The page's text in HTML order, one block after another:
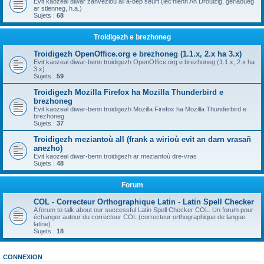
ar stlenneg, h.a.)
Sujets : 68
Troidigezh e brezhoneg
Troidigezh OpenOffice.org e brezhoneg (1.1.x, 2.x ha 3.x)
Evit kaozeal diwar-benn troidigezh OpenOffice.org e brezhoneg (1.1.x, 2.x ha
3.x)
Sujets : 59
Troidigezh Mozilla Firefox ha Mozilla Thunderbird e
brezhoneg
Evit kaozeal diwar-benn troidigezh Mozilla Firefox ha Mozilla Thunderbird e
brezhoneg
Sujets : 37
Troidigezh meziantoù all (frank a wirioù evit an darn vrasañ
anezho)
Evit kaozeal diwar-benn troidigezh ar meziantoù dre-vras
Sujets : 48
Forum
COL - Correcteur Orthographique Latin - Latin Spell Checker
A forum to talk about our successful Latin Spell Checker COL. Un forum pour
échanger autour du correcteur COL (correcteur orthographique de langue
latine).
Sujets : 18
CONNEXION